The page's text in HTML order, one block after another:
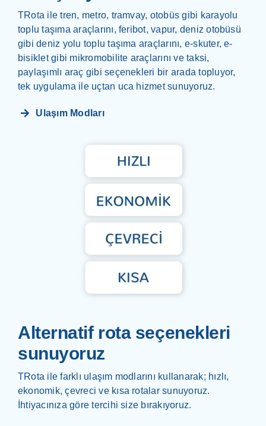
Search
for:
TRota ile tren, metro, tramvay, otobüs gibi karayolu
toplu taşıma araçlarını, feribot, vapur, deniz otobüsü
gibi deniz yolu toplu taşıma araçlarını, e-skuter, e-
bisiklet gibi mikromobilite araçlarını ve taksi,
paylaşımlı araç gibi seçenekleri bir arada topluyor,
tek uygulama ile uçtan uca hizmet sunuyoruz.
Ulaşım Modları
Alternatif rota seçenekleri
sunuyoruz
TRota ile farklı ulaşım modlarını kullanarak; hızlı,
ekonomik, çevreci ve kısa rotalar sunuyoruz.
İhtiyacınıza göre tercihi size bırakıyoruz.